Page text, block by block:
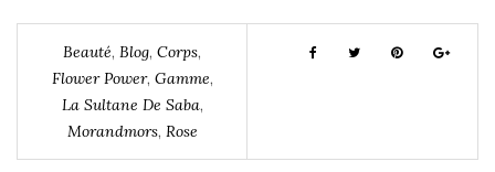
Beauté, Blog, Corps,
Flower Power, Gamme,
La Sultane De Saba,
Morandmors, Rose